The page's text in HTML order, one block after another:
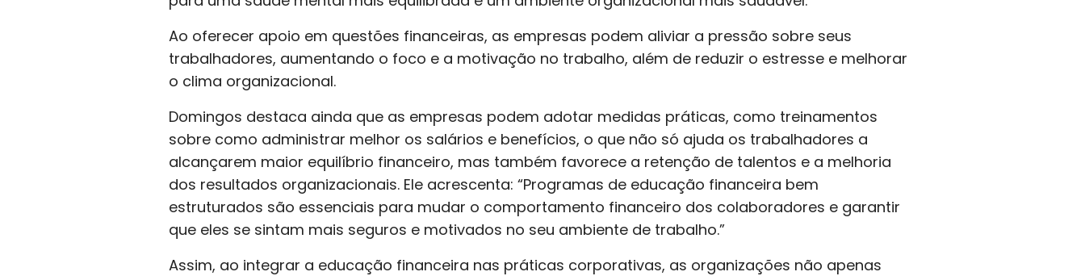
Ao oferecer apoio em questões financeiras, as empresas podem aliviar a pressão sobre seus
trabalhadores, aumentando o foco e a motivação no trabalho, além de reduzir o estresse e melhorar
o clima organizacional.
Domingos destaca ainda que as empresas podem adotar medidas práticas, como treinamentos
sobre como administrar melhor os salários e benefícios, o que não só ajuda os trabalhadores a
alcançarem maior equilíbrio financeiro, mas também favorece a retenção de talentos e a melhoria
dos resultados organizacionais. Ele acrescenta: “Programas de educação financeira bem
estruturados são essenciais para mudar o comportamento financeiro dos colaboradores e garantir
que eles se sintam mais seguros e motivados no seu ambiente de trabalho.”
Assim, ao integrar a educação financeira nas práticas corporativas, as organizações não apenas